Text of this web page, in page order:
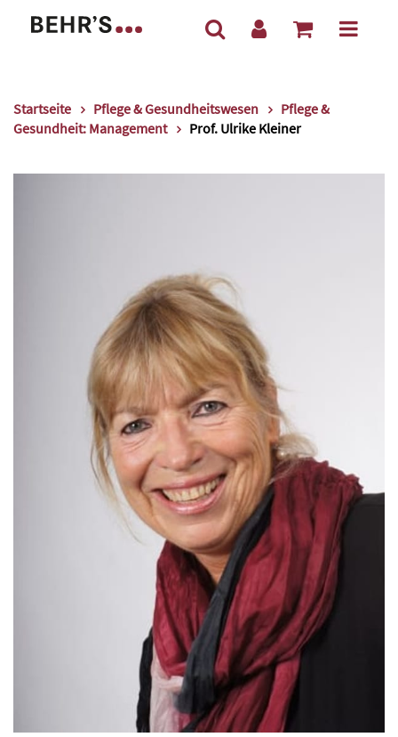
Startseite Pflege & Gesundheitswesen
Pflege &
Gesundheit: Management
Prof. Ulrike Kleiner